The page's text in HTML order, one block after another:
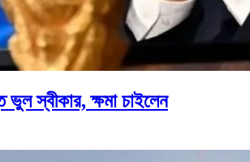
ভুল স্বীকার, ক্ষমা চাইলেন